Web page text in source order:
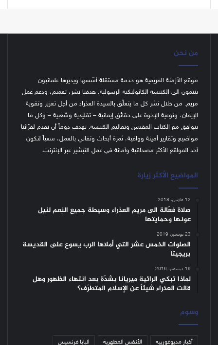
من نحن
موقع الأزمنة المريمية هو خدمة مستقلة أسّسها ويديرها علمانيون
ينتمون الى الكنيسة الكاثوليكية الرسولية. هدفنا نشر، تعميم، ودعم عمل
مريم. من خلال نشر كل ما يتعلّق بالسيدة العذراء من أجل تعزيز وتقوية
الإيمان، وتوعية الإخوة على حقائق إيمانية – تقليدية وشعبية – وكل ما
يتوافق مع الكتاب المقدس وتعاليم الكنيسة. نهدف دوماً أن نقدم لقرّائنا
مواضيع وتقارير أمينة ووافية، ثمرة أبحاث وتفاني بالعمل، سعياً لنكون
أحد المواقع الأكثر مصداقية وأمانة في عمل التبشير عبر الإنترنت.
المواضيع الأكثر زيارة
12 مارس، 2018
صلاة فعّالة الى مريم العذراء وسيطة جميع النِعم لنيل
عونها وحمايتها
23 نوفمبر، 2019
الصلوات الخمس عشر التي أملاها الرب يسوع على القديسة
بريجيتا
19 ديسمبر، 2016
لماذا تبكي الرائية ميريانا بشدّة بعد انتهاء الظهور وهل
قالت العذراء شيئاً عن الإسلام المتطرّف؟
وسوم
أخبار مديوغورييه الأنفس المطهرية البابا فرنسيس